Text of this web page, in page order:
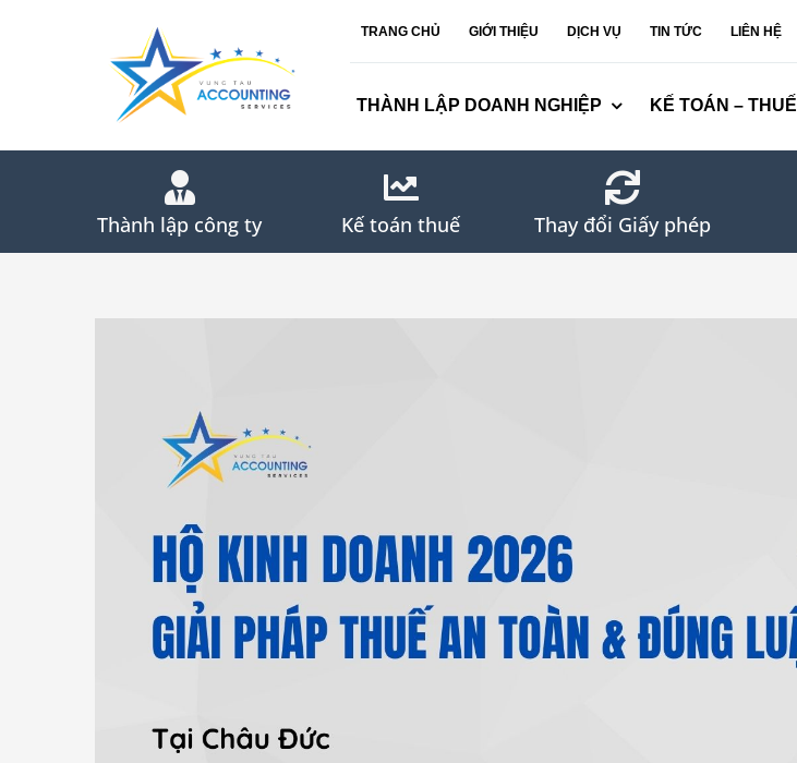
TRANG CHỦ GIỚI THIỆU DỊCH VỤ TIN TỨC LIÊN HỆ
THÀNH LẬP DOANH NGHIỆP KẾ TOÁN – THUẾ
Thành lập công ty Kế toán thuế Thay đổi Giấy phép